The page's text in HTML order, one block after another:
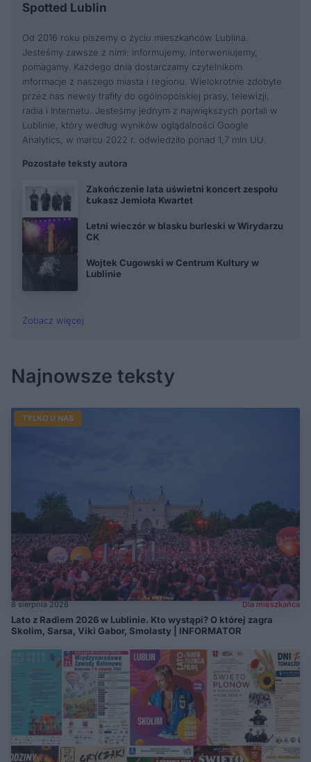
Spotted Lublin
Od 2016 roku piszemy o życiu mieszkańców Lublina.
Jesteśmy zawsze z nimi: informujemy, interweniujemy,
pomagamy. Każdego dnia dostarczamy czytelnikom
informacje z naszego miasta i regionu. Wielokrotnie zdobyte
przez nas newsy trafiły do ogólnopolskiej prasy, telewizji,
radia i Internetu. Jesteśmy jednym z największych portali w
Lublinie, który według wyników oglądalności Google
Analytics, w marcu 2022 r. odwiedziło ponad 1,7 mln UU.
Pozostałe teksty autora
Zakończenie lata uświetni koncert zespołu
Łukasz Jemioła Kwartet
Letni wieczór w blasku burleski w Wirydarzu
CK
Wojtek Cugowski w Centrum Kultury w
Lublinie
Zobacz więcej
Najnowsze teksty
TYLKO U NAS
8 sierpnia 2026 Dla mieszkańca
Lato z Radiem 2026 w Lublinie. Kto wystąpi? O której zagra
Skolim, Sarsa, Viki Gabor, Smolasty | INFORMATOR